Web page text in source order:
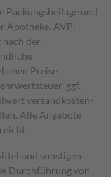
Packungsbeilage und
Apotheke. AVP:
der
Preise
ggf.
versand­kosten­
Alle Angebote
und sonstigen
Durchführung von